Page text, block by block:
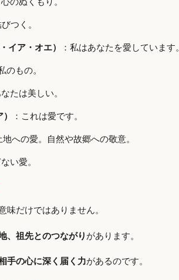
つく。
ア・オエ）
：私はあなたを愛しています。
のもの。
なたは美しい。
：これは愛です。
地への愛。自然や故郷への敬意。
い愛。
だけではありません。
、祖先とのつながりがあります。
手の心に深く届く力があるのです。